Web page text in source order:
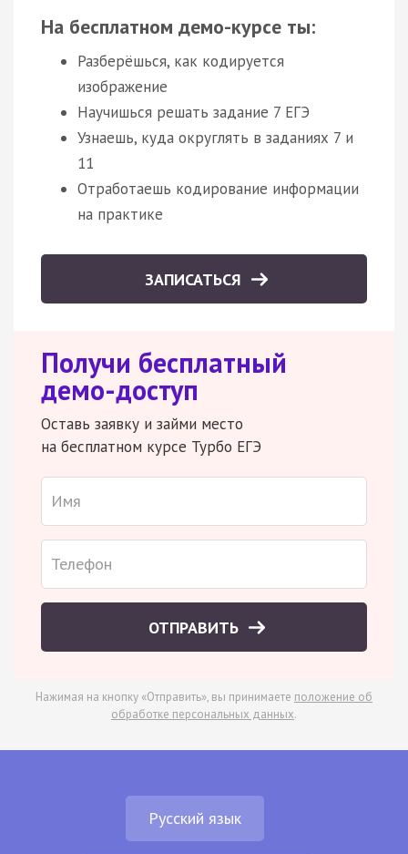
На бесплатном демо-курсе ты:
Разберёшься, как кодируется
изображение
Научишься решать задание 7 ЕГЭ
Узнаешь, куда округлять в заданиях 7 и
11
Отработаешь кодирование информации
на практике
ЗАПИСАТЬСЯ
Получи бесплатный
демо-доступ
Оставь заявку и займи место
на бесплатном курсе Турбо ЕГЭ
ОТПРАВИТЬ
Нажимая на кнопку «Отправить», вы принимаете положение об
обработке персональных данных.
Русский язык